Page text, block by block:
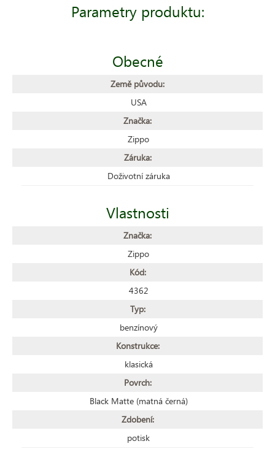
Parametry produktu:
Obecné
Země původu:
USA
Značka:
Zippo
Záruka:
Doživotní záruka
Vlastnosti
Značka:
Zippo
Kód:
4362
Typ:
benzínový
Konstrukce:
klasická
Povrch:
Black Matte (matná černá)
Zdobení:
potisk